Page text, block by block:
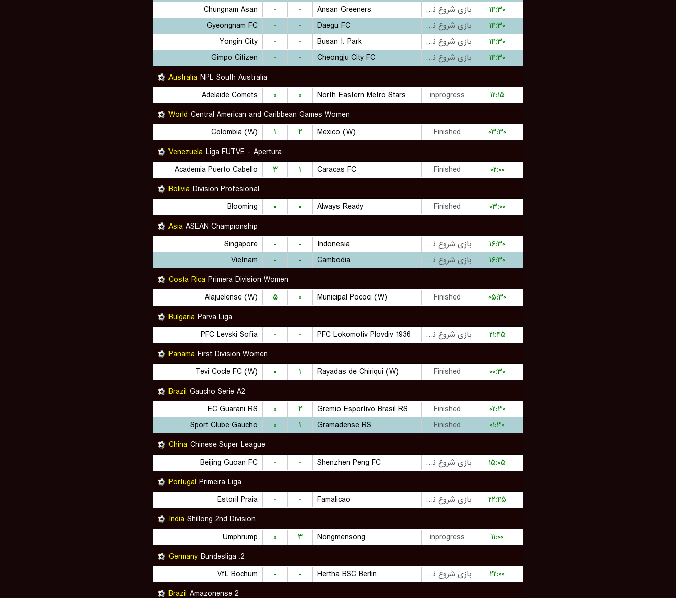
Chungnam Asan
- - Ansan Greeners بازی شروع نشده است
۱۴:۳۰
Gyeongnam FC
- - Daegu FC بازی شروع نشده است
۱۴:۳۰
Yongin City
- - Busan I. Park بازی شروع نشده است
۱۴:۳۰
Gimpo Citizen
- - Cheongju City FC بازی شروع نشده است
۱۴:۳۰
Australia NPL South Australia
Adelaide Comets
۰ ۰ North Eastern Metro Stars inprogress
۱۲:۱۵
World Central American and Caribbean Games Women
Colombia (W)
۱ ۲ Mexico (W) Finished
۰۳:۳۰
Venezuela Liga FUTVE - Apertura
Academia Puerto Cabello
۳ ۱ Caracas FC Finished
۰۲:۰۰
Bolivia Division Profesional
Blooming
۰ ۰ Always Ready Finished
۰۳:۰۰
Asia ASEAN Championship
Singapore
- - Indonesia بازی شروع نشده است
۱۶:۳۰
Vietnam
- - Cambodia بازی شروع نشده است
۱۶:۳۰
Costa Rica Primera Division Women
Alajuelense (W)
۵ ۰ Municipal Pococi (W) Finished
۰۵:۳۰
Bulgaria Parva Liga
PFC Levski Sofia
- - PFC Lokomotiv Plovdiv 1936 بازی شروع نشده است
۲۱:۴۵
Panama First Division Women
Tevi Cocle FC (W)
۰ ۱ Rayadas de Chiriqui (W) Finished
۰۰:۳۰
Brazil Gaucho Serie A2
EC Guarani RS
۰ ۲ Gremio Esportivo Brasil RS Finished
۰۲:۳۰
Sport Clube Gaucho
۰ ۱ Gramadense RS Finished
۰۱:۳۰
China Chinese Super League
Beijing Guoan FC
- - Shenzhen Peng FC بازی شروع نشده است
۱۵:۰۵
Portugal Primeira Liga
Estoril Praia
- - Famalicao بازی شروع نشده است
۲۲:۴۵
India Shillong 2nd Division
Umphrump
۰ ۳ Nongmensong inprogress
۱۱:۰۰
Germany
2. Bundesliga
VfL Bochum
- - Hertha BSC Berlin بازی شروع نشده است
۲۲:۰۰
Brazil Amazonense 2